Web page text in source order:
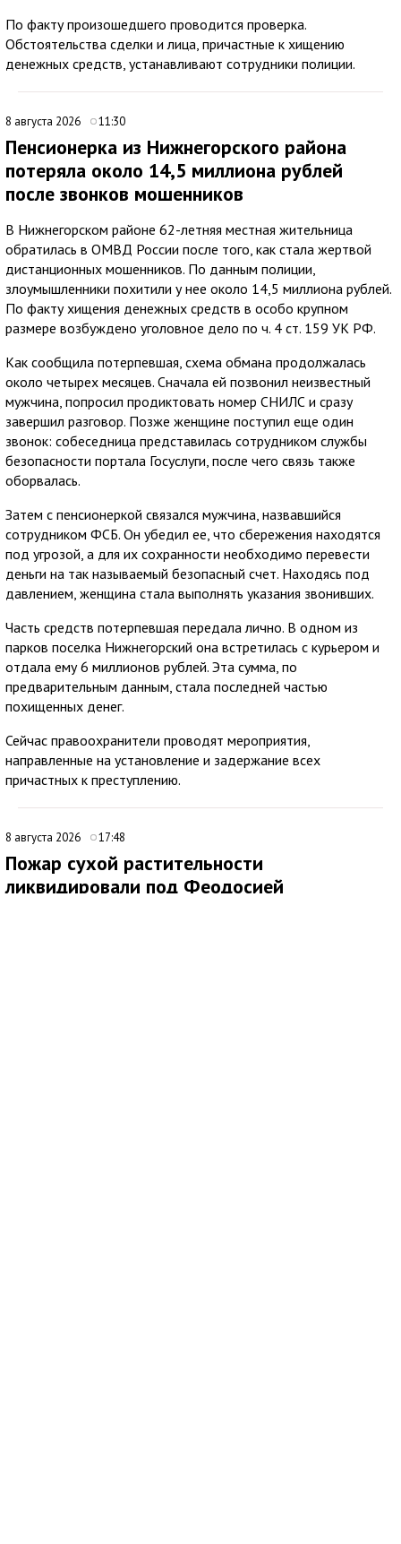
По факту произошедшего проводится проверка.
Обстоятельства сделки и лица, причастные к хищению
денежных средств, устанавливают сотрудники полиции.
8 августа 2026 11:30
Пенсионерка из Нижнегорского района
потеряла около 14,5 миллиона рублей
после звонков мошенников
В Нижнегорском районе 62-летняя местная жительница
обратилась в ОМВД России после того, как стала жертвой
дистанционных мошенников. По данным полиции,
злоумышленники похитили у нее около 14,5 миллиона рублей.
По факту хищения денежных средств в особо крупном
размере возбуждено уголовное дело по ч. 4 ст. 159 УК РФ.
Как сообщила потерпевшая, схема обмана продолжалась
около четырех месяцев. Сначала ей позвонил неизвестный
мужчина, попросил продиктовать номер СНИЛС и сразу
завершил разговор. Позже женщине поступил еще один
звонок: собеседница представилась сотрудником службы
безопасности портала Госуслуги, после чего связь также
оборвалась.
Затем с пенсионеркой связался мужчина, назвавшийся
сотрудником ФСБ. Он убедил ее, что сбережения находятся
под угрозой, а для их сохранности необходимо перевести
деньги на так называемый безопасный счет. Находясь под
давлением, женщина стала выполнять указания звонивших.
Часть средств потерпевшая передала лично. В одном из
парков поселка Нижнегорский она встретилась с курьером и
отдала ему 6 миллионов рублей. Эта сумма, по
предварительным данным, стала последней частью
похищенных денег.
Сейчас правоохранители проводят мероприятия,
направленные на установление и задержание всех
причастных к преступлению.
8 августа 2026 17:48
Пожар сухой растительности
ликвидировали под Феодосией